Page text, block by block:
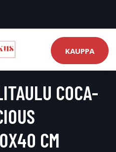
KAUPPA
COCA-
CM